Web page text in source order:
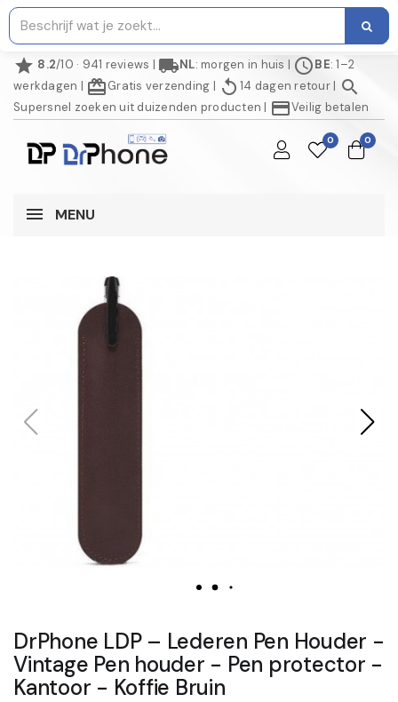
star 8.2/10 · 941 reviews | local_shippingNL: morgen in huis | scheduleBE: 1–2
werkdagen | redeemGratis verzending | replay 14 dagen retour| search
Supersnel zoeken uit duizenden producten | credit_cardVeilig betalen
0 0
MENU
DrPhone LDP – Lederen Pen Houder -
Vintage Pen houder - Pen protector -
Kantoor - Koffie Bruin